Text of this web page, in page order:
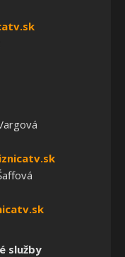
služby